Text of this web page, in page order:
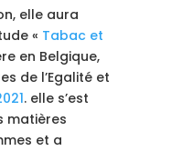
elle aura
« Tabac et
en Belgique,
de l’Egalité et
. elle s’est
matières
et a